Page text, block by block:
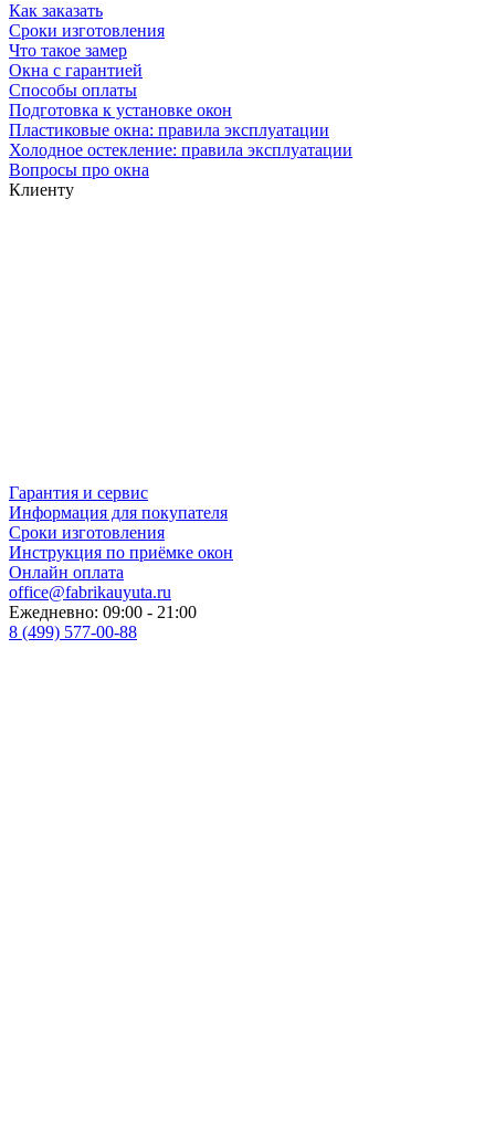
Как заказать
Сроки изготовления
Что такое замер
Окна с гарантией
Способы оплаты
Подготовка к установке окон
Пластиковые окна: правила эксплуатации
Холодное остекление: правила эксплуатации
Вопросы про окна
Клиенту
Гарантия и сервис
Информация для покупателя
Сроки изготовления
Инструкция по приёмке окон
Онлайн оплата
office@fabrikauyuta.ru
Ежедневно: 09:00 - 21:00
8 (499) 577-00-88